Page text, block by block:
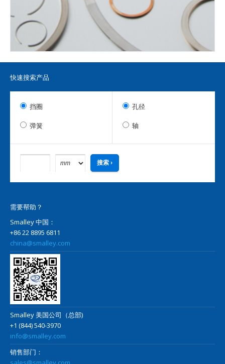
快速搜索产品
挡圈
弹簧
孔径
轴
需要帮助？
Smalley 中国：
+86 22 8895 6811
china@smalley.com
Smalley 美国公司（总部)
+1 (844) 540-3970
info@smalley.com
销售部门：